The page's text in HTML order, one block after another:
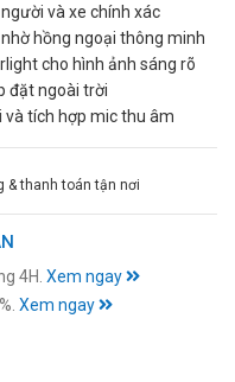
và xe chính xác
hồng ngoại thông minh
cho hình ảnh sáng rõ
đặt ngoài trời
và tích hợp mic thu âm
& thanh toán tận nơi
4H. Xem ngay
Xem ngay